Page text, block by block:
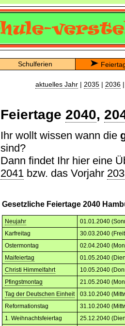
Schulferien
aktuelles Jahr | 2035 | 2036
Feiertage 2040,
Ihr wollt wissen wann die
sind?
Dann findet Ihr hier eine
2041 bzw. das Vorjahr
Gesetzliche Feiertage 2040
Neujahr
01.01.2040
Karfreitag
30.03.2040
Ostermontag
02.04.2040
Maifeiertag
01.05.2040
Christi Himmelfahrt
10.05.2040
Pfingstmontag
21.05.2040
Tag der Deutschen Einheit
03.10.2040
Reformationstag
31.10.2040
1. Weihnachtsfeiertag
25.12.2040